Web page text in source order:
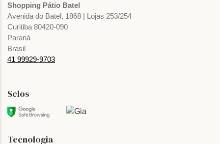
Shopping Pátio Batel
Avenida do Batel, 1868 | Lojas 253/254
Curitiba 80420-090
Paraná
Brasil
41 99929-9703
Selos
Tecnologia